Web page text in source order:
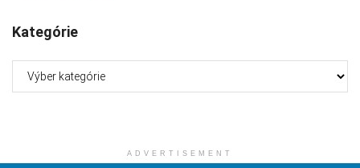
Kategórie
ADVERTISEMENT